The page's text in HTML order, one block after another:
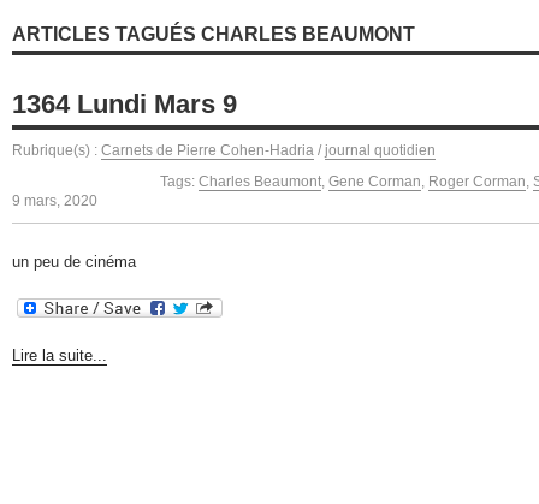
ARTICLES TAGUÉS CHARLES BEAUMONT
1364 Lundi Mars 9
Rubrique(s) : Carnets de Pierre Cohen-Hadria / journal quotidien
Tags: Charles Beaumont, Gene Corman, Roger Corman,
9 mars, 2020
un peu de cinéma
Lire la suite...